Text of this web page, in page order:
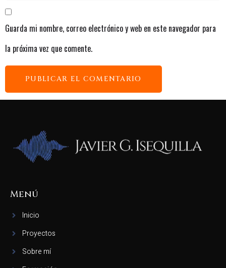
Guarda mi nombre, correo electrónico y web en este navegador para
la próxima vez que comente.
Menú
Inicio
Proyectos
Sobre mí